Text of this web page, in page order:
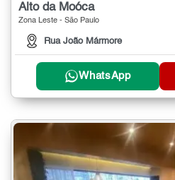
Alto da Moóca
Zona Leste - São Paulo
Rua João Mármore
WhatsApp